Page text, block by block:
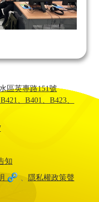
區英專路151號
、B401、B423、
知
、
隱私權政策聲